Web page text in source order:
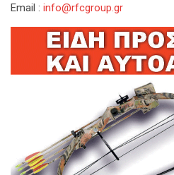
Email : info@rfcgroup.gr